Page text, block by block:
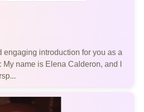
engaging introduction for you as a
name is Elena Calderon, and I